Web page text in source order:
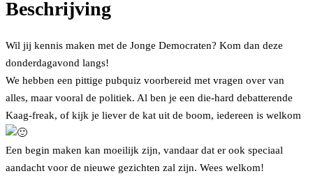
Beschrijving
Wil jij kennis maken met de Jonge Democraten? Kom dan deze
donderdagavond langs!
We hebben een pittige pubquiz voorbereid met vragen over van
alles, maar vooral de politiek. Al ben je een die-hard debatterende
Kaag-freak, of kijk je liever de kat uit de boom, iedereen is welkom
Een begin maken kan moeilijk zijn, vandaar dat er ook speciaal
aandacht voor de nieuwe gezichten zal zijn. Wees welkom!